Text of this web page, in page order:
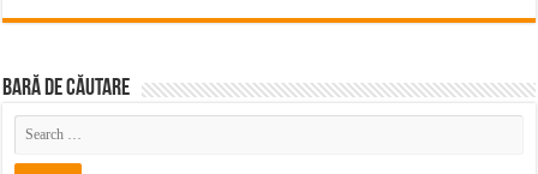
BARĂ DE CĂUTARE